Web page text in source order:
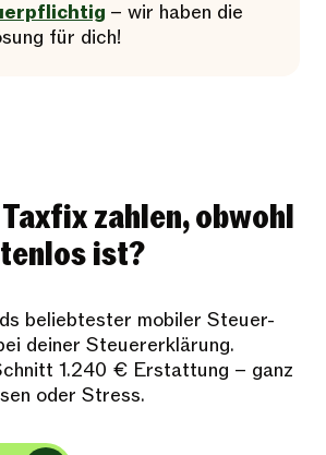
– wir haben die
für dich!
zahlen, obwohl
ist?
beliebtester mobiler Steuer-
deiner Steuererklärung.
1.240 € Erstattung – ganz
oder Stress.